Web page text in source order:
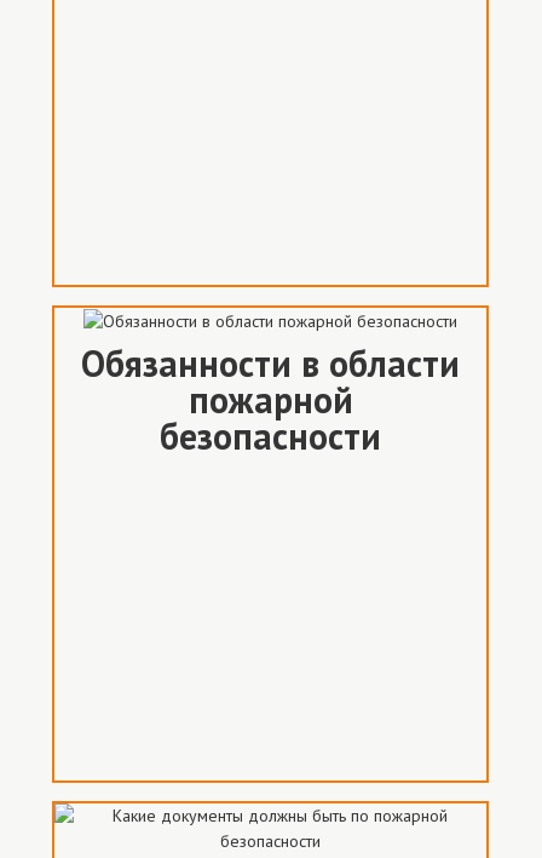
Обязанности в области
пожарной
безопасности